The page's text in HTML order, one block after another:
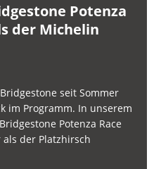
Potenza
der Michelin
seit Sommer
im Programm. In unserem
Potenza Race
der Platzhirsch